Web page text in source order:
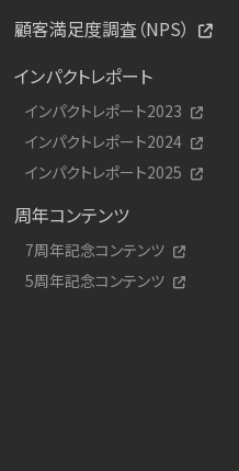
顧客満足度調査（NPS）
インパクトレポート
インパクトレポート2023
インパクトレポート2024
インパクトレポート2025
周年コンテンツ
7周年記念コンテンツ
5周年記念コンテンツ